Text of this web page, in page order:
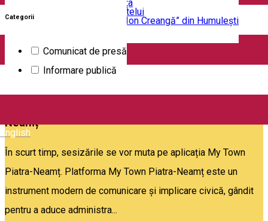
English
Mănăstirea Bistrița
Lacul Izvorul Muntelui
Casa memorială „Ion Creangă” din Humuleşti
Categorii
Comunicat de presă
Informare publică
Șterge filtrele
Ianuarie 14, 2026
Neamț
În scurt timp, sesizările se vor muta pe aplicația My Town
Piatra-Neamț. Platforma My Town Piatra-Neamț este un
instrument modern de comunicare și implicare civică, gândit
pentru a aduce administra...